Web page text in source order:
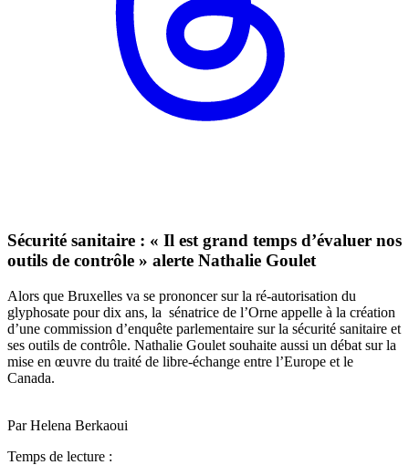
Sécurité sanitaire : « Il est grand temps d’évaluer nos
outils de contrôle » alerte Nathalie Goulet
Alors que Bruxelles va se prononcer sur la ré-autorisation du
glyphosate pour dix ans, la sénatrice de l’Orne appelle à la création
d’une commission d’enquête parlementaire sur la sécurité sanitaire et
ses outils de contrôle. Nathalie Goulet souhaite aussi un débat sur la
mise en œuvre du traité de libre-échange entre l’Europe et le
Canada.
Par Helena Berkaoui
Temps de lecture :